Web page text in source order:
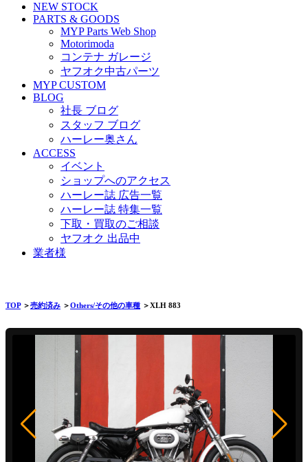
NEW STOCK
PARTS & GOODS
MYP Parts Web Shop
Motorimoda
コンテナ ガレージ
ヤフオク中古パーツ
MYP CUSTOM
BLOG
社長 ブログ
スタッフ ブログ
ハーレー奥さん
ACCESS
イベント
ショップへのアクセス
ハーレー誌 広告一覧
ハーレー誌 特集一覧
下取・買取のご相談
ヤフオク 出品中
業者様
TOP＞売約済み ＞Others/その他の車種 ＞XLH 883